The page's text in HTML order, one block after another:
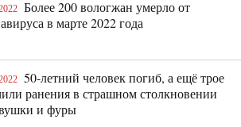
Более 200 вологжан умерло от
в марте 2022 года
50-летний человек погиб, а ещё трое
ранения в страшном столкновении
и фуры